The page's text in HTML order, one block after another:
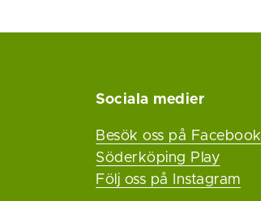
Sociala medier
Besök oss på Facebook
Söderköping Play
Följ oss på Instagram